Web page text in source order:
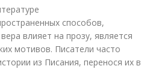
способов,
влияет на прозу, является
мотивов. Писатели часто
из Писания, перенося их в